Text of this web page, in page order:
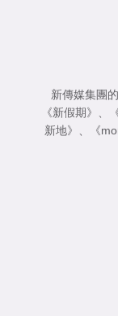
新傳媒集團
《新假期》 、
新地》 、 《